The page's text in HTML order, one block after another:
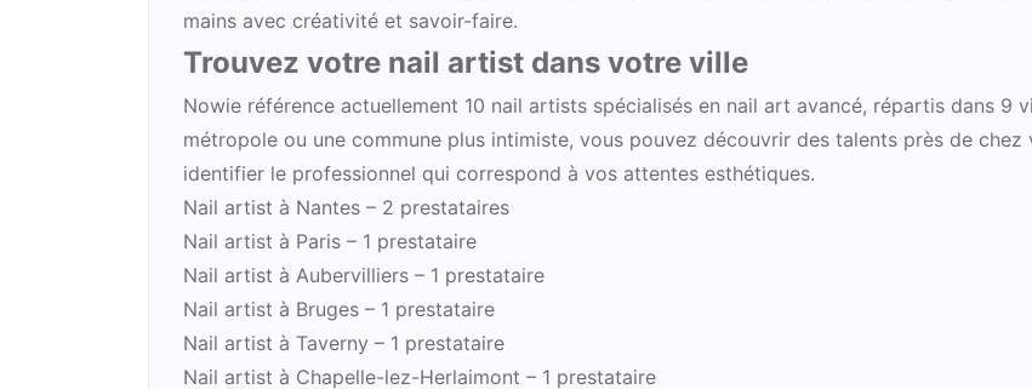
mains avec créativité et savoir-faire.
Trouvez votre nail artist dans votre ville
Nowie référence actuellement 10 nail artists spécialisés en nail art avancé, répartis dans 9
métropole ou une commune plus intimiste, vous pouvez découvrir des talents près de
identifier le professionnel qui correspond à vos attentes esthétiques.
Nail artist à Nantes – 2 prestataires
Nail artist à Paris – 1 prestataire
Nail artist à Aubervilliers – 1 prestataire
Nail artist à Bruges – 1 prestataire
Nail artist à Taverny – 1 prestataire
Nail artist à Chapelle-lez-Herlaimont – 1 prestataire